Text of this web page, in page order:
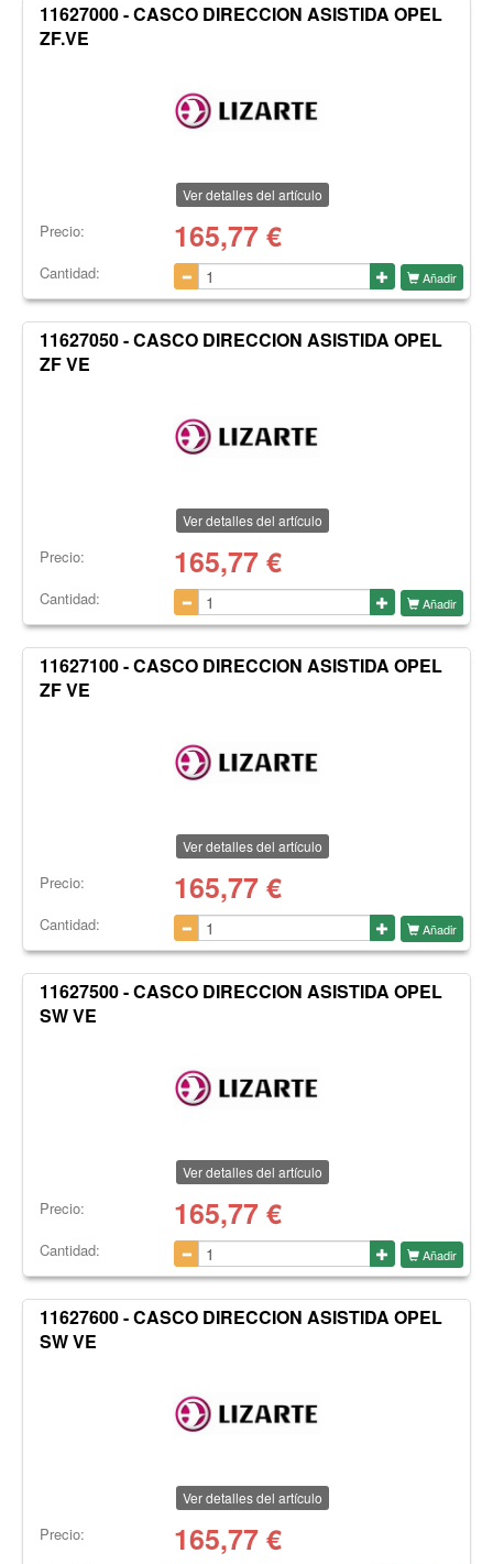
11627000 - CASCO DIRECCION ASISTIDA OPEL
ZF.VE
Ver detalles del artículo
Precio: 165,77€
Cantidad: Añadir
11627050 - CASCO DIRECCION ASISTIDA OPEL
ZF VE
Ver detalles del artículo
Precio: 165,77€
Cantidad: Añadir
11627100 - CASCO DIRECCION ASISTIDA OPEL
ZF VE
Ver detalles del artículo
Precio: 165,77€
Cantidad: Añadir
11627500 - CASCO DIRECCION ASISTIDA OPEL
SW VE
Ver detalles del artículo
Precio: 165,77€
Cantidad: Añadir
11627600 - CASCO DIRECCION ASISTIDA OPEL
SW VE
Ver detalles del artículo
Precio: 165,77€